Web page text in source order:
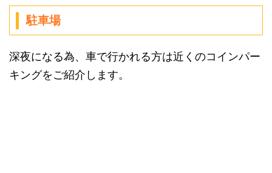
駐車場
深夜になる為、車で行かれる方は近くのコインパー
キングをご紹介します。